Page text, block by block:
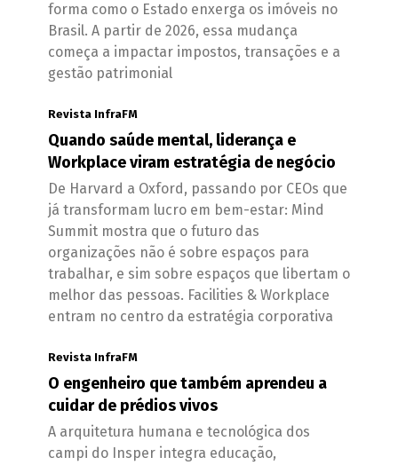
forma como o Estado enxerga os imóveis no
Brasil. A partir de 2026, essa mudança
começa a impactar impostos, transações e a
gestão patrimonial
Revista InfraFM
Quando saúde mental, liderança e
Workplace viram estratégia de negócio
De Harvard a Oxford, passando por CEOs que
já transformam lucro em bem-estar: Mind
Summit mostra que o futuro das
organizações não é sobre espaços para
trabalhar, e sim sobre espaços que libertam o
melhor das pessoas. Facilities & Workplace
entram no centro da estratégia corporativa
Revista InfraFM
O engenheiro que também aprendeu a
cuidar de prédios vivos
A arquitetura humana e tecnológica dos
campi do Insper integra educação,